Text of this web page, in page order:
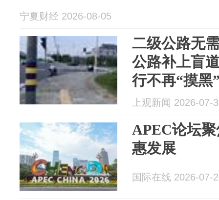
宁夏财经 2026-08-05
二级公路无
公路补上盲
行不再“摸黑
上观新闻 2026-07-
APEC论坛
惠发展
国际在线 2026-07-